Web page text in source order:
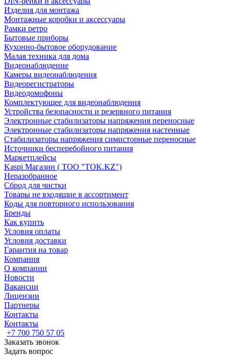
Изделия для монтажа
Монтажные коробки и аксессуары
Рамки ретро
Бытовые приборы
Кухонно-бытовое оборудование
Малая техника для дома
Видеонаблюдение
Камеры видеонаблюдения
Видеорегистраторы
Видеодомофоны
Комплектующее для видеонаблюдения
Устройства безопасности и резервного питания
Электронные стабилизаторы напряжения переносные
Электронные стабилизаторы напряжения настенные
Стабилизаторы напряжения симисторные переносные
Источники бесперебойного питания
Маркетплейсы
Kaspi Магазин ( ТОО "TOK.KZ")
Неразобранное
Сброд для чистки
Товары не входящие в ассортимент
Коды для повторного использования
Бренды
Как купить
Условия оплаты
Условия доставки
Гарантия на товар
Компания
О компании
Новости
Вакансии
Лицензии
Партнеры
Контакты
Контакты
+7 700 750 57 05
Заказать звонок
Задать вопрос